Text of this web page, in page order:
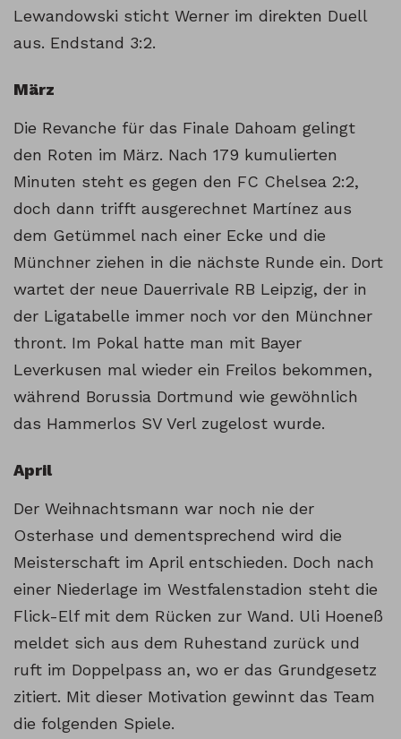
Lewandowski sticht Werner im direkten Duell
aus. Endstand 3:2.
März
Die Revanche für das Finale Dahoam gelingt
den Roten im März. Nach 179 kumulierten
Minuten steht es gegen den FC Chelsea 2:2,
doch dann trifft ausgerechnet Martínez aus
dem Getümmel nach einer Ecke und die
Münchner ziehen in die nächste Runde ein. Dort
wartet der neue Dauerrivale RB Leipzig, der in
der Ligatabelle immer noch vor den Münchner
thront. Im Pokal hatte man mit Bayer
Leverkusen mal wieder ein Freilos bekommen,
während Borussia Dortmund wie gewöhnlich
das Hammerlos SV Verl zugelost wurde.
April
Der Weihnachtsmann war noch nie der
Osterhase und dementsprechend wird die
Meisterschaft im April entschieden. Doch nach
einer Niederlage im Westfalenstadion steht die
Flick-Elf mit dem Rücken zur Wand. Uli Hoeneß
meldet sich aus dem Ruhestand zurück und
ruft im Doppelpass an, wo er das Grundgesetz
zitiert. Mit dieser Motivation gewinnt das Team
die folgenden Spiele.